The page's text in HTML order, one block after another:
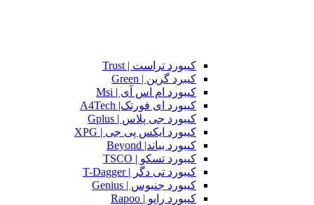
کیبورد تراست | Trust
کیبرد گرین | Green
کیبورد ام اس آی | Msi
کیبورد ای فورتک| A4Tech
کیبورد جی پلاس | Gplus
کیبورد ایکس پی جی | XPG
کیبورد بیاند| Beyond
کیبورد تسکو | TSCO
کیبورد تی دگر | T-Dagger
کیبورد جنیوس | Genius
کیبورد راپو | Rapoo